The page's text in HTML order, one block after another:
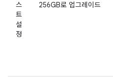
스
트
설
정
256GB로 업그레이드